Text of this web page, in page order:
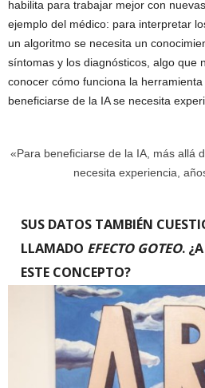
habilita para trabajar mejor con
ejemplo del médico: para interpretar
un algoritmo se necesita un
síntomas y los diagnósticos, algo que
conocer cómo funciona la
beneficiarse de la IA se necesita
«Para beneficiarse de la IA, más allá
necesita experiencia,
SUS DATOS TAMBIÉN
LLAMADO EFECTO GOTEO.
ESTE CONCEPTO?